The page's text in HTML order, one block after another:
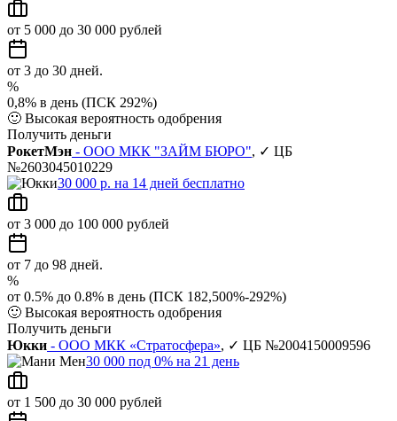
от 5 000 до 30 000 рублей
от 3 до 30 дней.
%
0,8% в день (ПСК 292%)
🙂 Высокая вероятность одобрения
Получить деньги
РокетМэн - ООО МКК "ЗАЙМ БЮРО", ✓ ЦБ
№2603045010229
30 000 р. на 14 дней бесплатно
от 3 000 до 100 000 рублей
от 7 до 98 дней.
%
от 0.5% до 0.8% в день (ПСК 182,500%-292%)
🙂 Высокая вероятность одобрения
Получить деньги
Юкки - ООО МКК «Стратосфера», ✓ ЦБ №2004150009596
30 000 под 0% на 21 день
от 1 500 до 30 000 рублей